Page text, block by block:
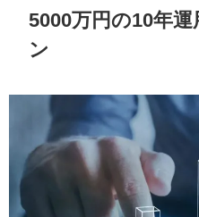
5000万円の10年
ン